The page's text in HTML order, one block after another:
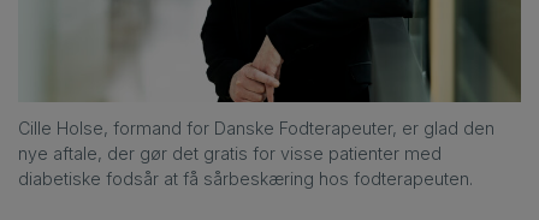
Cille Holse, formand for Danske Fodterapeuter, er glad den
nye aftale, der gør det gratis for visse patienter med
diabetiske fodsår at få sårbeskæring hos fodterapeuten.